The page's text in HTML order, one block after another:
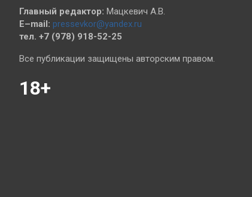
Главный редактор: Мацкевич А.В.
E–mail: pressevkor@yandex.ru
тел. +7 (978) 918-52-25
Все публикации защищены авторским правом.
18+